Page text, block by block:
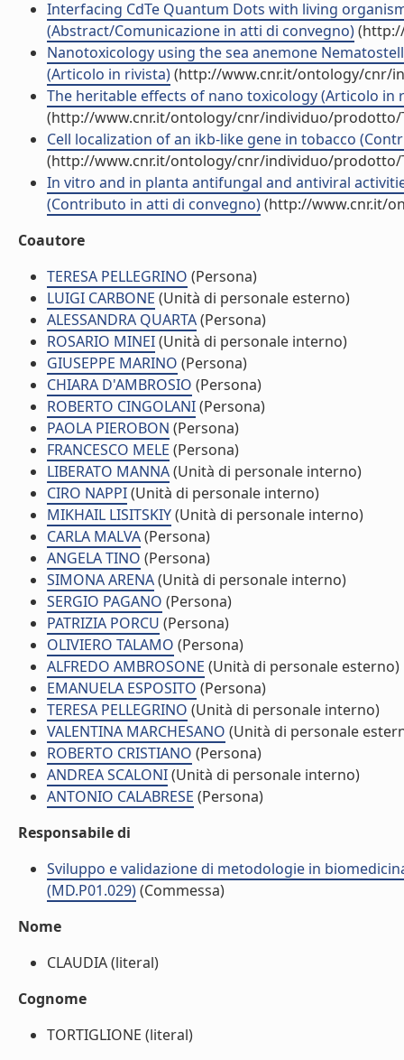
Interfacing CdTe Quantum Dots with living
(Abstract/Comunicazione in atti di convegno)
Nanotoxicology using the sea anemone
(Articolo in rivista)(http://www.cnr.it/ontology/cnr/
The heritable effects of nano toxicology (Articolo in
(http://www.cnr.it/ontology/cnr/individuo/prodotto/
Cell localization of an ikb-like gene in tobacco
(http://www.cnr.it/ontology/cnr/individuo/prodotto/
In vitro and in planta antifungal and antiviral
(Contributo in atti di convegno)(http://www.cnr.it/
Coautore
TERESA PELLEGRINO (Persona)
LUIGI CARBONE (Unità di personale esterno)
ALESSANDRA QUARTA(Persona)
ROSARIO MINEI(Unità di personale interno)
GIUSEPPE MARINO (Persona)
CHIARA D'AMBROSIO (Persona)
ROBERTO CINGOLANI(Persona)
PAOLA PIEROBON (Persona)
FRANCESCO MELE (Persona)
LIBERATO MANNA(Unità di personale interno)
CIRO NAPPI(Unità di personale interno)
MIKHAIL LISITSKIY(Unità di personale interno)
CARLA MALVA(Persona)
ANGELA TINO (Persona)
SIMONA ARENA(Unità di personale interno)
SERGIO PAGANO (Persona)
PATRIZIA PORCU (Persona)
OLIVIERO TALAMO (Persona)
ALFREDO AMBROSONE (Unità di personale esterno)
EMANUELA ESPOSITO (Persona)
TERESA PELLEGRINO (Unità di personale interno)
VALENTINA MARCHESANO (Unità di personale
ROBERTO CRISTIANO (Persona)
ANDREA SCALONI(Unità di personale interno)
ANTONIO CALABRESE (Persona)
Responsabile di
Sviluppo e validazione di metodologie in
(MD.P01.029)(Commessa)
Nome
CLAUDIA (literal)
Cognome
TORTIGLIONE (literal)